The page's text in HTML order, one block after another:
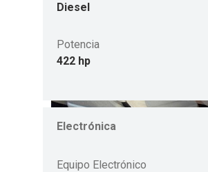
Diesel
Potencia
422 hp
Electrónica
Equipo Electrónico